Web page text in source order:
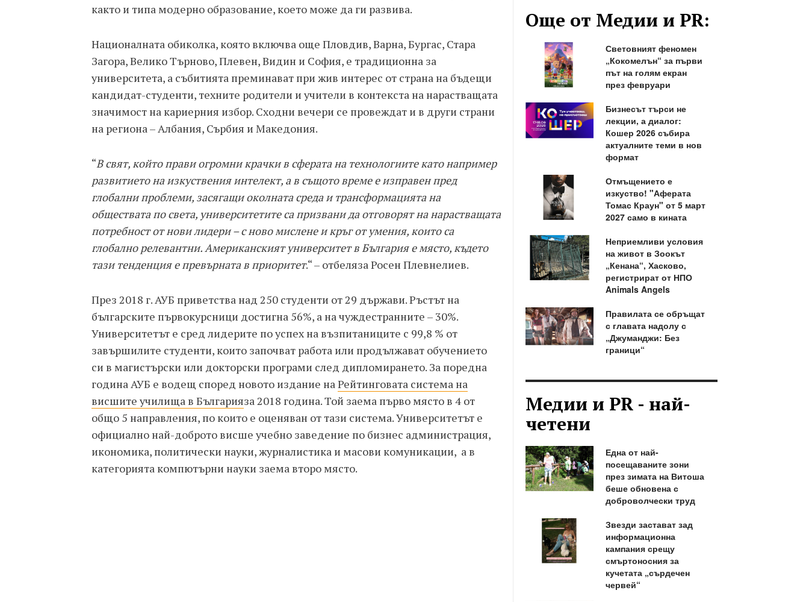
както и типа модерно образование, което може да ги развива.
Националната обиколка, която включва още Пловдив, Варна, Бургас, Стара
Загора, Велико Търново, Плевен, Видин и София, е традиционна за
университета, а събитията преминават при жив интерес от страна на бъдещи
кандидат-студенти, техните родители и учители в контекста на нарастващата
значимост на кариерния избор. Сходни вечери се провеждат и в други страни
на региона – Албания, Сърбия и Македония.
“В свят, който прави огромни крачки в сферата на технологиите като например
развитието на изкуствения интелект, а в същото време е изправен пред
глобални проблеми, засягащи околната среда и трансформацията на
обществата по света, университетите са призвани да отговорят на нарастващата
потребност от нови лидери–с ново мислене и кръг от умения, които са
глобално релевантни.Американският университет в България е място, където
тази тенденция е превърната в приоритет.“ – отбеляза Росен Плевнелиев.
През 2018 г. АУБ приветства над 250 студенти от 29 държави. Ръстът на
българските първокурсници достигна 56%, а на чуждестранните – 30%.
Университетът е сред лидерите по успех на възпитаниците с 99,8 % от
завършилите студенти, които започват работа или продължават обучението
си в магистърски или докторски програми след дипломирането. За поредна
година АУБ е водещ според новото издание наРейтинговата система на
висшите училища в Българияза 2018 година. Той заема първо място в 4 от
общо 5 направления, по които е оценяван от тази система. Университетът е
официално най-доброто висше учебно заведение по бизнес администрация,
икономика, политически науки, журналистика и масови комуникации, а в
категорията компютърни науки заема второ място.
Още от Медии и PR:
Световният феномен
„Кокомелън“ за първи
път на голям екран
през февруари
Бизнесът търси не
лекции, а диалог:
Кошер 2026 събира
актуалните теми в нов
формат
Отмъщението е
изкуство! "Аферата
Томас Краун" от 5 март
2027 само в кината
Неприемливи условия
на живот в Зоокът
„Кенана“, Хасково,
регистрират от НПО
Animals Angels
Правилата се обръщат
с главата надолу с
„Джуманджи: Без
граници“
Медии и PR - най-
четени
Една от най-
посещаваните зони
през зимата на Витоша
беше обновена с
доброволчески труд
Звезди застават зад
информационна
кампания срещу
смъртоносния за
кучетата „сърдечен
червей“